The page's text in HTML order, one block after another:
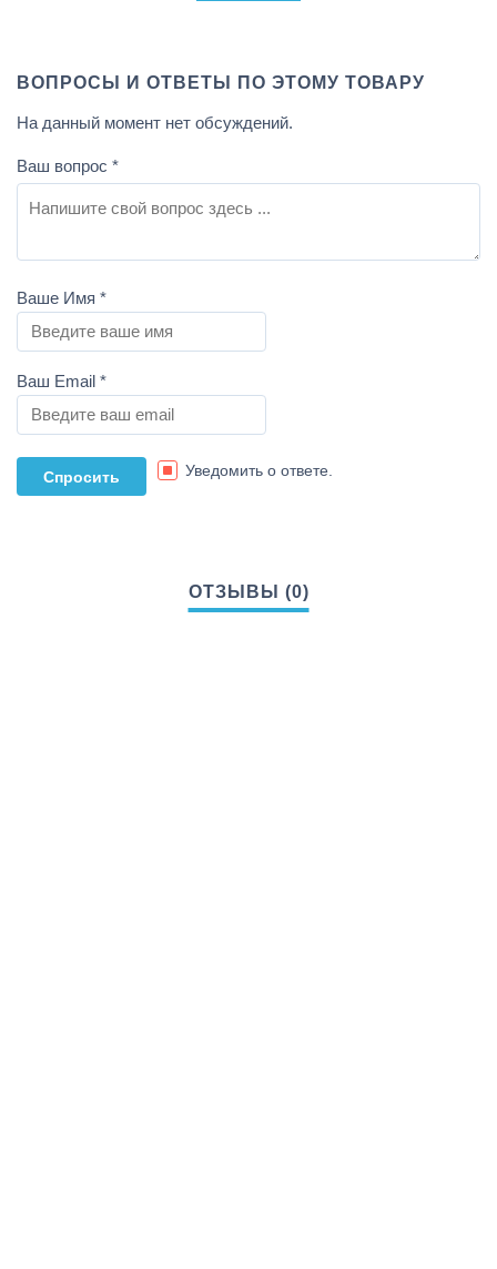
ВОПРОСЫ И ОТВЕТЫ ПО ЭТОМУ ТОВАРУ
На данный момент нет обсуждений.
Ваш вопрос *
Ваше Имя *
Ваш Email *
Уведомить о ответе.